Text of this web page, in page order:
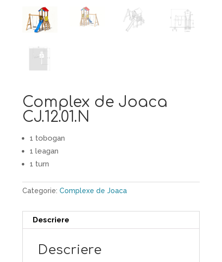
Complex de Joaca
CJ.12.01.N
1 tobogan
1 leagan
1 turn
Categorie: Complexe de Joaca
Descriere
Descriere